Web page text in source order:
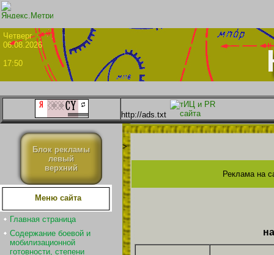
06.08.2026
17:50
http://ads.txt
Блок рекламы
левый
верхний
Меню сайта
Главная страница
Содержание боевой и
мобилизационной
готовности, степени
>
Реклама на